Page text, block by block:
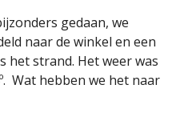
gedaan, we
naar de winkel en een
het strand. Het weer was
Wat hebben we het naar